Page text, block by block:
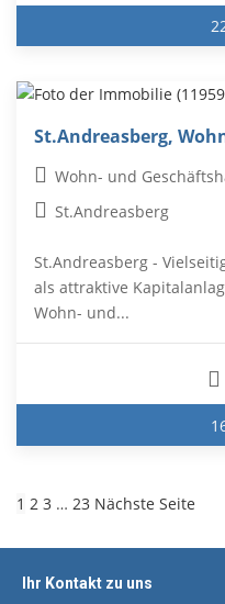
St.Andreasberg,
Wohn- und
St.Andreasberg
St.Andreasberg -
als attraktive
Wohn- und...
1 2 3 … 23 Nächste Seite
Ihr Kontakt zu uns